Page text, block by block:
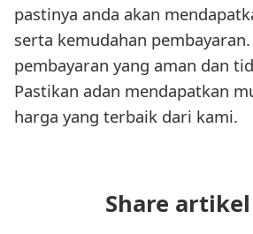
pastinya anda akan
serta kemudahan
pembayaran yang aman dan
Pastikan adan mendapatkan
harga yang terbaik dari kami.
Share